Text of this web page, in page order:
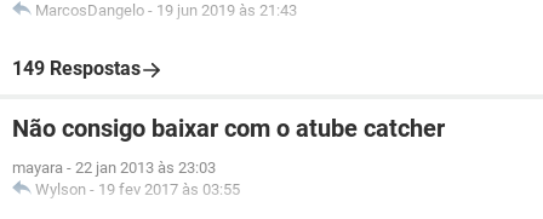
MarcosDangelo - 19 jun 2019 às 21:43
149 Respostas
Não consigo baixar com o atube catcher
mayara - 22 jan 2013 às 23:03
Wylson - 19 fev 2017 às 03:55